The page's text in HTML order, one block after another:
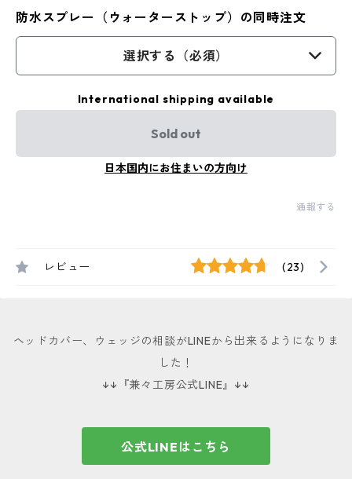
防水スプレー（ウォーターストップ）の同時注文
選択する（必須）
International shipping available
Sold out
日本国内にお住まいの方向け
通報する
レビュー (23)
ヘッドカバー、ウェッジの相談がLINEから出来るようになりま
した！
↓↓『兼々工房公式LINE』↓↓
公式LINEはこちら